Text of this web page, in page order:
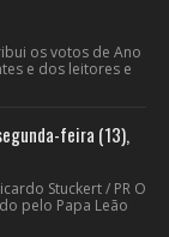
os votos de Ano
e dos leitores e
feira (13),
Stuckert / PR O
pelo Papa Leão